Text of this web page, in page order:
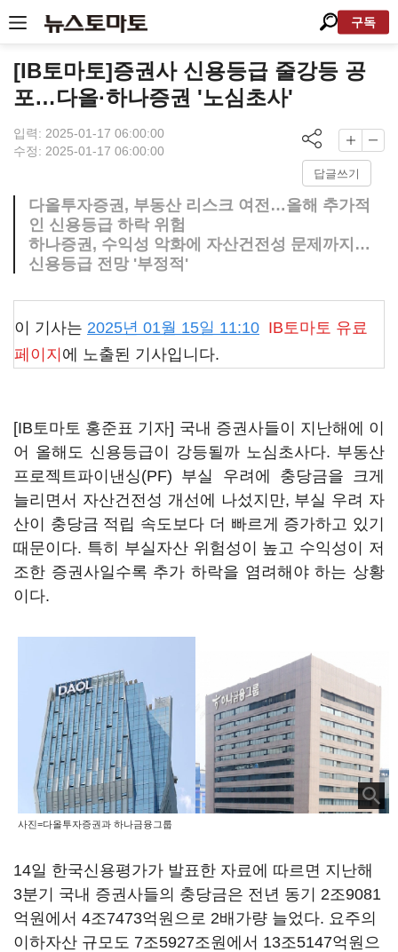
구독
[IB토마토]증권사 신용등급 줄강등 공
포…다올·하나증권 '노심초사'
입력: 2025-01-17 06:00:00
수정: 2025-01-17 06:00:00
답글쓰기
다올투자증권, 부동산 리스크 여전…올해 추가적
인 신용등급 하락 위험
하나증권, 수익성 악화에 자산건전성 문제까지…
신용등급 전망 '부정적'
이 기사는 2025년 01월 15일 11:10 IB토마토 유료
페이지 에 노출된 기사입니다.
[IB토마토 홍준표 기자] 국내 증권사들이 지난해에 이
어 올해도 신용등급이 강등될까 노심초사다. 부동산
프로젝트파이낸싱(PF) 부실 우려에 충당금을 크게
늘리면서 자산건전성 개선에 나섰지만, 부실 우려 자
산이 충당금 적립 속도보다 더 빠르게 증가하고 있기
때문이다. 특히 부실자산 위험성이 높고 수익성이 저
조한 증권사일수록 추가 하락을 염려해야 하는 상황
이다.
사진=다올투자증권과 하나금융그룹
14일 한국신용평가가 발표한 자료에 따르면 지난해
3분기 국내 증권사들의 충당금은 전년 동기 2조9081
억원에서 4조7473억원으로 2배가량 늘었다. 요주의
이하자산 규모도 7조5927조원에서 13조5147억원으